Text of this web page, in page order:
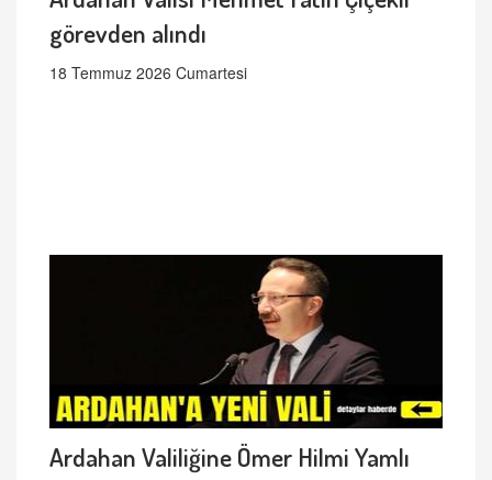
görevden alındı
18 Temmuz 2026 Cumartesi
Ardahan Valiliğine Ömer Hilmi Yamlı